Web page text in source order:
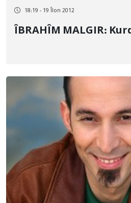
18:19 - 19 Îlon 2012
ÎBRAHÎM MALGIR: